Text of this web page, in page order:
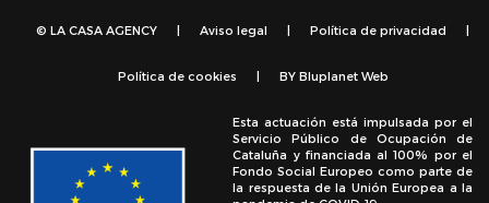
© LA CASA AGENCY | Aviso legal | Política de privacidad |
Política de cookies | BY Bluplanet Web
Esta actuación está impulsada por el
Servicio Público de Ocupación de
Cataluña y financiada al 100% por el
Fondo Social Europeo como parte de
la respuesta de la Unión Europea a la